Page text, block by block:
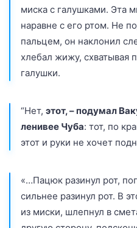
миска с галушками. Эта
наравне с его ртом. Не
пальцем, он наклонил
хлебал жижу, схватывая
галушки.
“Нет, этот, – подумал
ленивее Чуба: тот, по
этот и руки не хочет
«…Пацюк разинул рот,
сильнее разинул рот. В
из миски, шлепнул в